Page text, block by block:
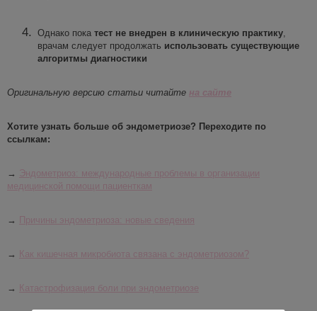
Однако пока тест не внедрен в клиническую практику
врачам следует продолжать использовать существующие
алгоритмы диагностики
Оригинальную версию статьи читайте на сайте
Хотите узнать больше об эндометриозе? Переходите по
ссылкам:
→ Эндометриоз: международные проблемы в организации
медицинской помощи пациенткам
→ Причины эндометриоза: новые сведения
→ Как кишечная микробиота связана с эндометриозом?
→ Катастрофизация боли при эндометриозе